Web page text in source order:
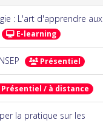
: L'art d'apprendre aux
E-learning
Présentiel
Présentiel / à distance
la pratique sur les